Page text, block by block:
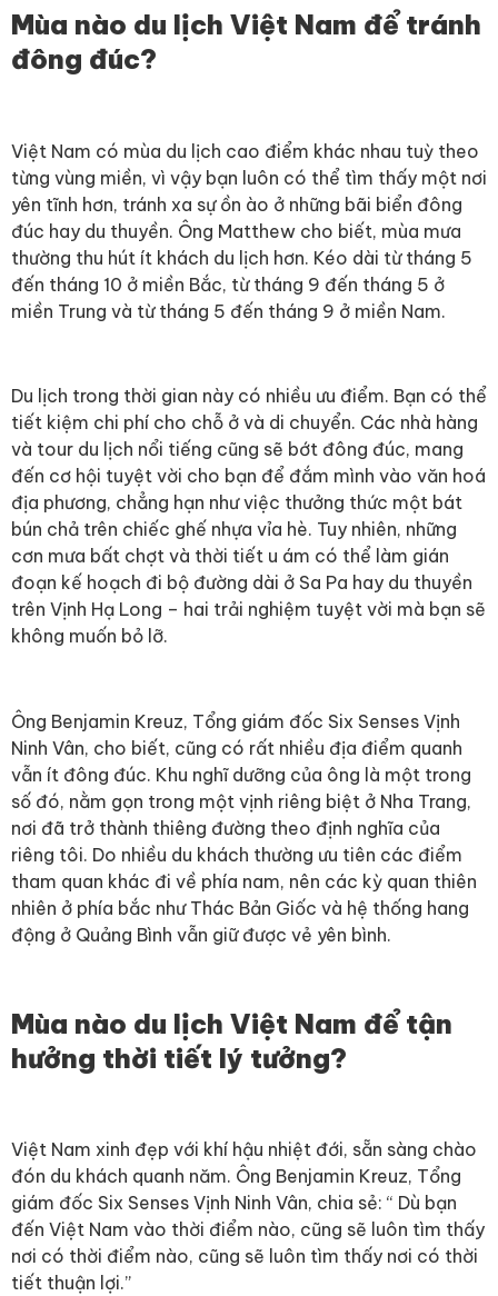
Mùa nào du lịch Việt Nam để tránh
đông đúc?
Việt Nam có mùa du lịch cao điểm khác nhau tuỳ theo
từng vùng miền, vì vậy bạn luôn có thể tìm thấy một nơi
yên tĩnh hơn, tránh xa sự ồn ào ở những bãi biển đông
đúc hay du thuyền. Ông Matthew cho biết, mùa mưa
thường thu hút ít khách du lịch hơn. Kéo dài từ tháng 5
đến tháng 10 ở miền Bắc, từ tháng 9 đến tháng 5 ở
miền Trung và từ tháng 5 đến tháng 9 ở miền Nam.
Du lịch trong thời gian này có nhiều ưu điểm. Bạn có thể
tiết kiệm chi phí cho chỗ ở và di chuyển. Các nhà hàng
và tour du lịch nổi tiếng cũng sẽ bớt đông đúc, mang
đến cơ hội tuyệt vời cho bạn để đắm mình vào văn hoá
địa phương, chẳng hạn như việc thưởng thức một bát
bún chả trên chiếc ghế nhựa vỉa hè. Tuy nhiên, những
cơn mưa bất chợt và thời tiết u ám có thể làm gián
đoạn kế hoạch đi bộ đường dài ở Sa Pa hay du thuyền
trên Vịnh Hạ Long – hai trải nghiệm tuyệt vời mà bạn sẽ
không muốn bỏ lỡ.
Ông Benjamin Kreuz, Tổng giám đốc Six Senses Vịnh
Ninh Vân, cho biết, cũng có rất nhiều địa điểm quanh
vẫn ít đông đúc. Khu nghĩ dưỡng của ông là một trong
số đó, nằm gọn trong một vịnh riêng biệt ở Nha Trang,
nơi đã trở thành thiêng đường theo định nghĩa của
riêng tôi. Do nhiều du khách thường ưu tiên các điểm
tham quan khác đi về phía nam, nên các kỳ quan thiên
nhiên ở phía bắc như Thác Bản Giốc và hệ thống hang
động ở Quảng Bình vẫn giữ được vẻ yên bình.
Mùa nào du lịch Việt Nam để tận
hưởng thời tiết lý tưởng?
Việt Nam xinh đẹp với khí hậu nhiệt đới, sẵn sàng chào
đón du khách quanh năm. Ông Benjamin Kreuz, Tổng
giám đốc Six Senses Vịnh Ninh Vân, chia sẻ: “ Dù bạn
đến Việt Nam vào thời điểm nào, cũng sẽ luôn tìm thấy
nơi có thời điểm nào, cũng sẽ luôn tìm thấy nơi có thời
tiết thuận lợi.”